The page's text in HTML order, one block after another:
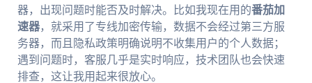
器，出现问题时能否及时解决。比如我现在用的番茄加
速器，就采用了专线加密传输，数据不会经过第三方服
务器，而且隐私政策明确说明不收集用户的个人数据；
遇到问题时，客服几乎是实时响应，技术团队也会快速
排查，这让我用起来很放心。